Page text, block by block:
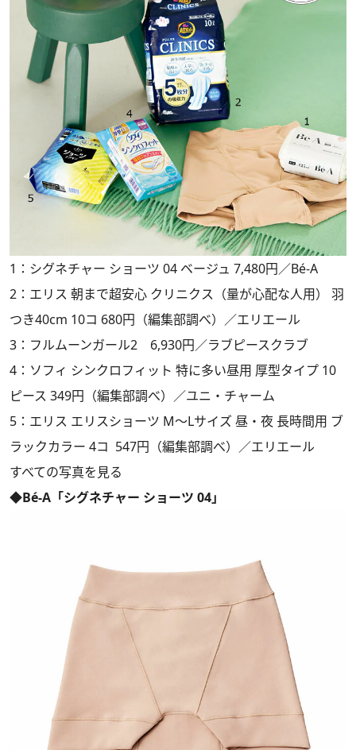
1：シグネチャー ショーツ 04 ベージュ 7,480円／Bé-A
2：エリス 朝まで超安心 クリニクス（量が心配な人用） 羽
つき40cm 10コ 680円（編集部調べ）／エリエール
3：フルムーンガール2 6,930円／ラブピースクラブ
4：ソフィ シンクロフィット 特に多い昼用 厚型タイプ 10
ピース 349円（編集部調べ）／ユニ・チャーム
5：エリス エリスショーツ M～Lサイズ 昼・夜 長時間用 ブ
ラックカラー 4コ 547円（編集部調べ）／エリエール
すべての写真を見る
◆Bé-A「シグネチャー ショーツ 04」